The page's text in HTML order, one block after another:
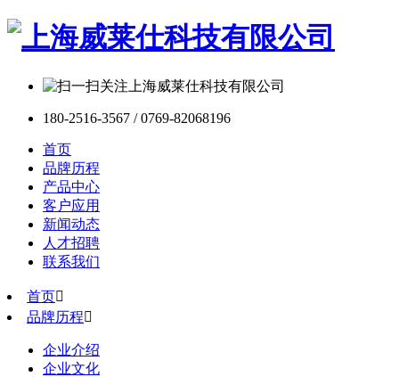
180-2516-3567 / 0769-82068196
首页
品牌历程
产品中心
客户应用
新闻动态
人才招聘
联系我们
首页
品牌历程
企业介绍
企业文化